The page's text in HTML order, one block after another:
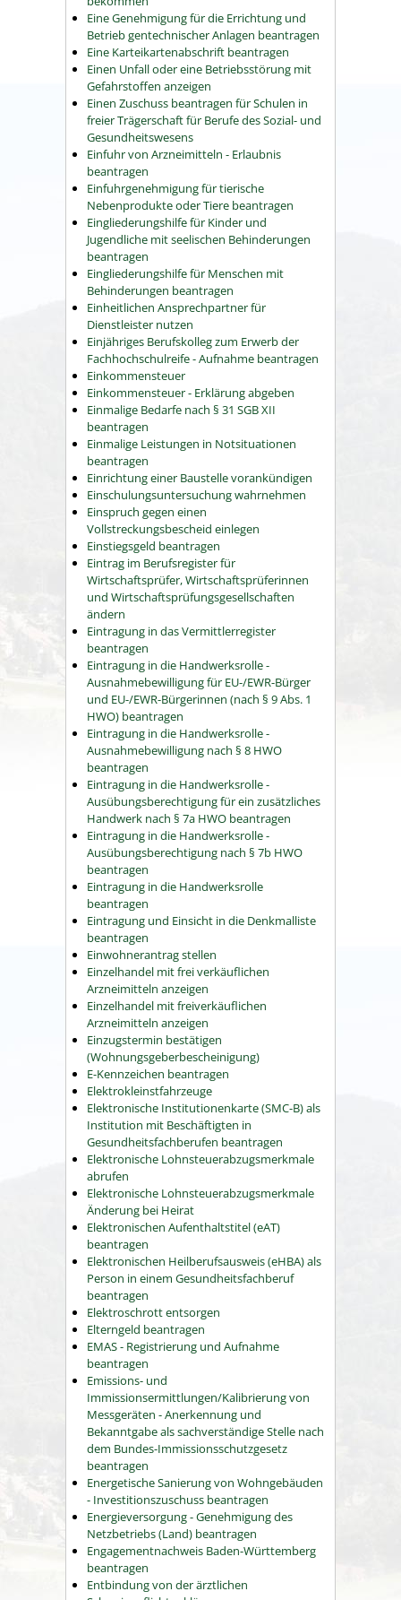
Eine Genehmigung für die Errichtung und
Betrieb gentechnischer Anlagen beantragen
Eine Karteikartenabschrift beantragen
Einen Unfall oder eine Betriebsstörung mit
Gefahrstoffen anzeigen
Einen Zuschuss beantragen für Schulen in
freier Trägerschaft für Berufe des Sozial- und
Gesundheitswesens
Einfuhr von Arzneimitteln - Erlaubnis
beantragen
Einfuhrgenehmigung für tierische
Nebenprodukte oder Tiere beantragen
Eingliederungshilfe für Kinder und
Jugendliche mit seelischen Behinderungen
beantragen
Eingliederungshilfe für Menschen mit
Behinderungen beantragen
Einheitlichen Ansprechpartner für
Dienstleister nutzen
Einjähriges Berufskolleg zum Erwerb der
Fachhochschulreife - Aufnahme beantragen
Einkommensteuer
Einkommensteuer - Erklärung abgeben
Einmalige Bedarfe nach § 31 SGB XII
beantragen
Einmalige Leistungen in Notsituationen
beantragen
Einrichtung einer Baustelle vorankündigen
Einschulungsuntersuchung wahrnehmen
Einspruch gegen einen
Vollstreckungsbescheid einlegen
Einstiegsgeld beantragen
Eintrag im Berufsregister für
Wirtschaftsprüfer, Wirtschaftsprüferinnen
und Wirtschaftsprüfungsgesellschaften
ändern
Eintragung in das Vermittlerregister
beantragen
Eintragung in die Handwerksrolle -
Ausnahmebewilligung für EU-/EWR-Bürger
und EU-/EWR-Bürgerinnen (nach § 9 Abs. 1
HWO) beantragen
Eintragung in die Handwerksrolle -
Ausnahmebewilligung nach § 8 HWO
beantragen
Eintragung in die Handwerksrolle -
Ausübungsberechtigung für ein zusätzliches
Handwerk nach § 7a HWO beantragen
Eintragung in die Handwerksrolle -
Ausübungsberechtigung nach § 7b HWO
beantragen
Eintragung in die Handwerksrolle
beantragen
Eintragung und Einsicht in die Denkmalliste
beantragen
Einwohnerantrag stellen
Einzelhandel mit frei verkäuflichen
Arzneimitteln anzeigen
Einzelhandel mit freiverkäuflichen
Arzneimitteln anzeigen
Einzugstermin bestätigen
(Wohnungsgeberbescheinigung)
E-Kennzeichen beantragen
Elektrokleinstfahrzeuge
Elektronische Institutionenkarte (SMC-B) als
Institution mit Beschäftigten in
Gesundheitsfachberufen beantragen
Elektronische Lohnsteuerabzugsmerkmale
abrufen
Elektronische Lohnsteuerabzugsmerkmale
Änderung bei Heirat
Elektronischen Aufenthaltstitel (eAT)
beantragen
Elektronischen Heilberufsausweis (eHBA) als
Person in einem Gesundheitsfachberuf
beantragen
Elektroschrott entsorgen
Elterngeld beantragen
EMAS - Registrierung und Aufnahme
beantragen
Emissions- und
Immissionsermittlungen/Kalibrierung von
Messgeräten - Anerkennung und
Bekanntgabe als sachverständige Stelle nach
dem Bundes-Immissionsschutzgesetz
beantragen
Energetische Sanierung von Wohngebäuden
- Investitionszuschuss beantragen
Energieversorgung - Genehmigung des
Netzbetriebs (Land) beantragen
Engagementnachweis Baden-Württemberg
beantragen
Entbindung von der ärztlichen